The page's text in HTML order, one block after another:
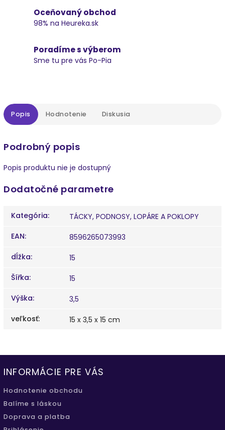
Oceňovaný obchod
98% na Heureka.sk
Poradíme s výberom
Sme tu pre vás Po-Pia
Popis Hodnotenie Diskusia
Podrobný popis
Popis produktu nie je dostupný
Dodatočné parametre
Kategória:
TÁCKY, PODNOSY, LOPÁRE A POKLOPY
EAN:
8596265073993
dĺžka:
15
Šířka:
15
Výška:
3,5
veľkosť: 15 x 3,5 x 15 cm
INFORMÁCIE PRE VÁS
Hodnotenie obchodu
Balíme s láskou
Doprava a platba